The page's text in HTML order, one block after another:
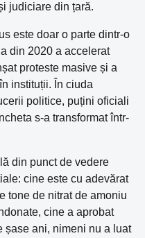
judiciare din țară.
este doar o parte dintr-o
din 2020 a accelerat
proteste masive și a
instituții. În ciuda
politice, puțini oficiali
s-a transformat într-
din punct de vedere
cine este cu adevărat
tone de nitrat de amoniu
cine a aprobat
șase ani, nimeni nu a luat